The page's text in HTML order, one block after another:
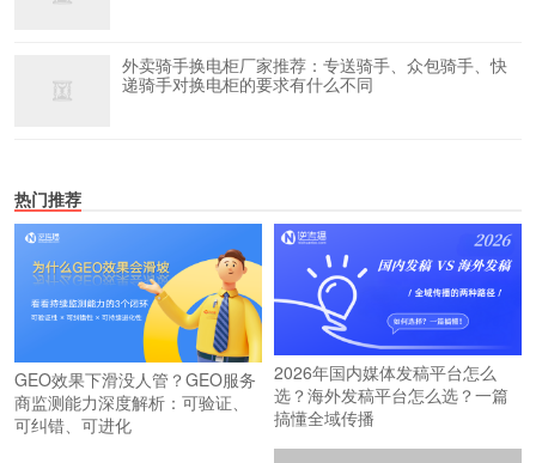
外卖骑手换电柜厂家推荐：专送骑手、众包骑手、快
递骑手对换电柜的要求有什么不同
热门推荐
GEO效果下滑没人管？GEO服务
商监测能力深度解析：可验证、
可纠错、可进化
2026年国内媒体发稿平台怎么
选？海外发稿平台怎么选？一篇
搞懂全域传播